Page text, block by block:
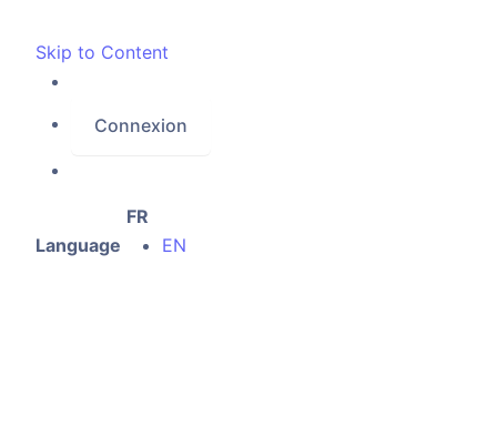
Skip to Content
Connexion
Language
FR
EN